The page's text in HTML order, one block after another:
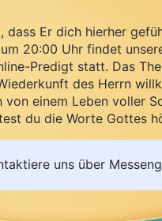
dass Er dich hierher
20:00 Uhr findet
Predigt statt. Das
des Herrn
von einem Leben voller
du die Worte Gottes
uns über